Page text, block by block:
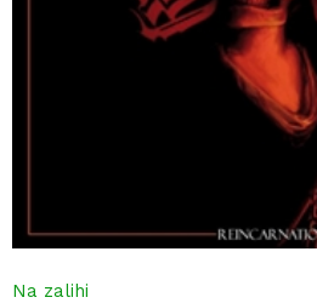
Na zalihi